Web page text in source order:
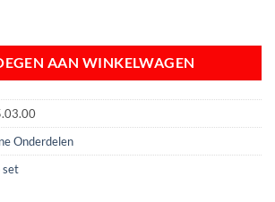
AAN WINKELWAGEN
Onderdelen
set